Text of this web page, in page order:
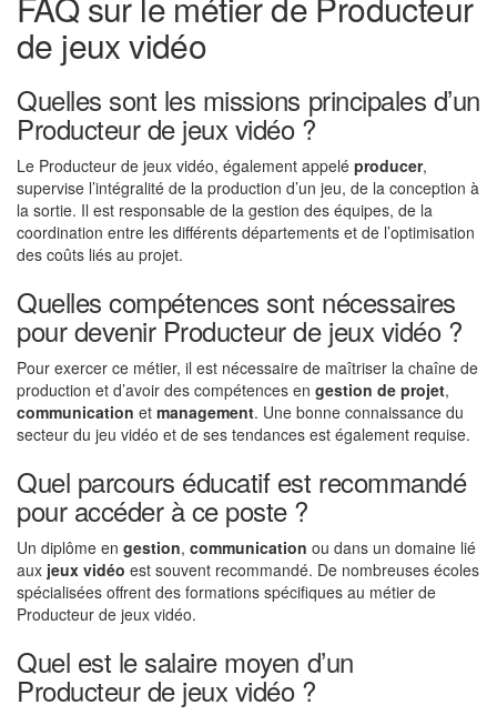
de jeux vidéo
Quelles sont les missions principales d’un
Producteur de jeux vidéo ?
Le Producteur de jeux vidéo, également appelé producer,
supervise l’intégralité de la production d’un jeu, de la conception à
la sortie. Il est responsable de la gestion des équipes, de la
coordination entre les différents départements et de l’optimisation
des coûts liés au projet.
Quelles compétences sont nécessaires
pour devenir Producteur de jeux vidéo ?
Pour exercer ce métier, il est nécessaire de maîtriser la chaîne de
production et d’avoir des compétences en gestion de projet,
communication et management. Une bonne connaissance du
secteur du jeu vidéo et de ses tendances est également requise.
Quel parcours éducatif est recommandé
pour accéder à ce poste ?
Un diplôme en gestion, communication ou dans un domaine lié
aux jeux vidéo est souvent recommandé. De nombreuses écoles
spécialisées offrent des formations spécifiques au métier de
Producteur de jeux vidéo.
Quel est le salaire moyen d’un
Producteur de jeux vidéo ?